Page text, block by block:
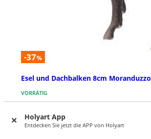
Holyart App
Entdecken Sie jetzt die APP von Holyart
-37%
Esel und Dachbalken 8cm Moranduzzo
VORRÄTIG
€ 3,79 € 5,99